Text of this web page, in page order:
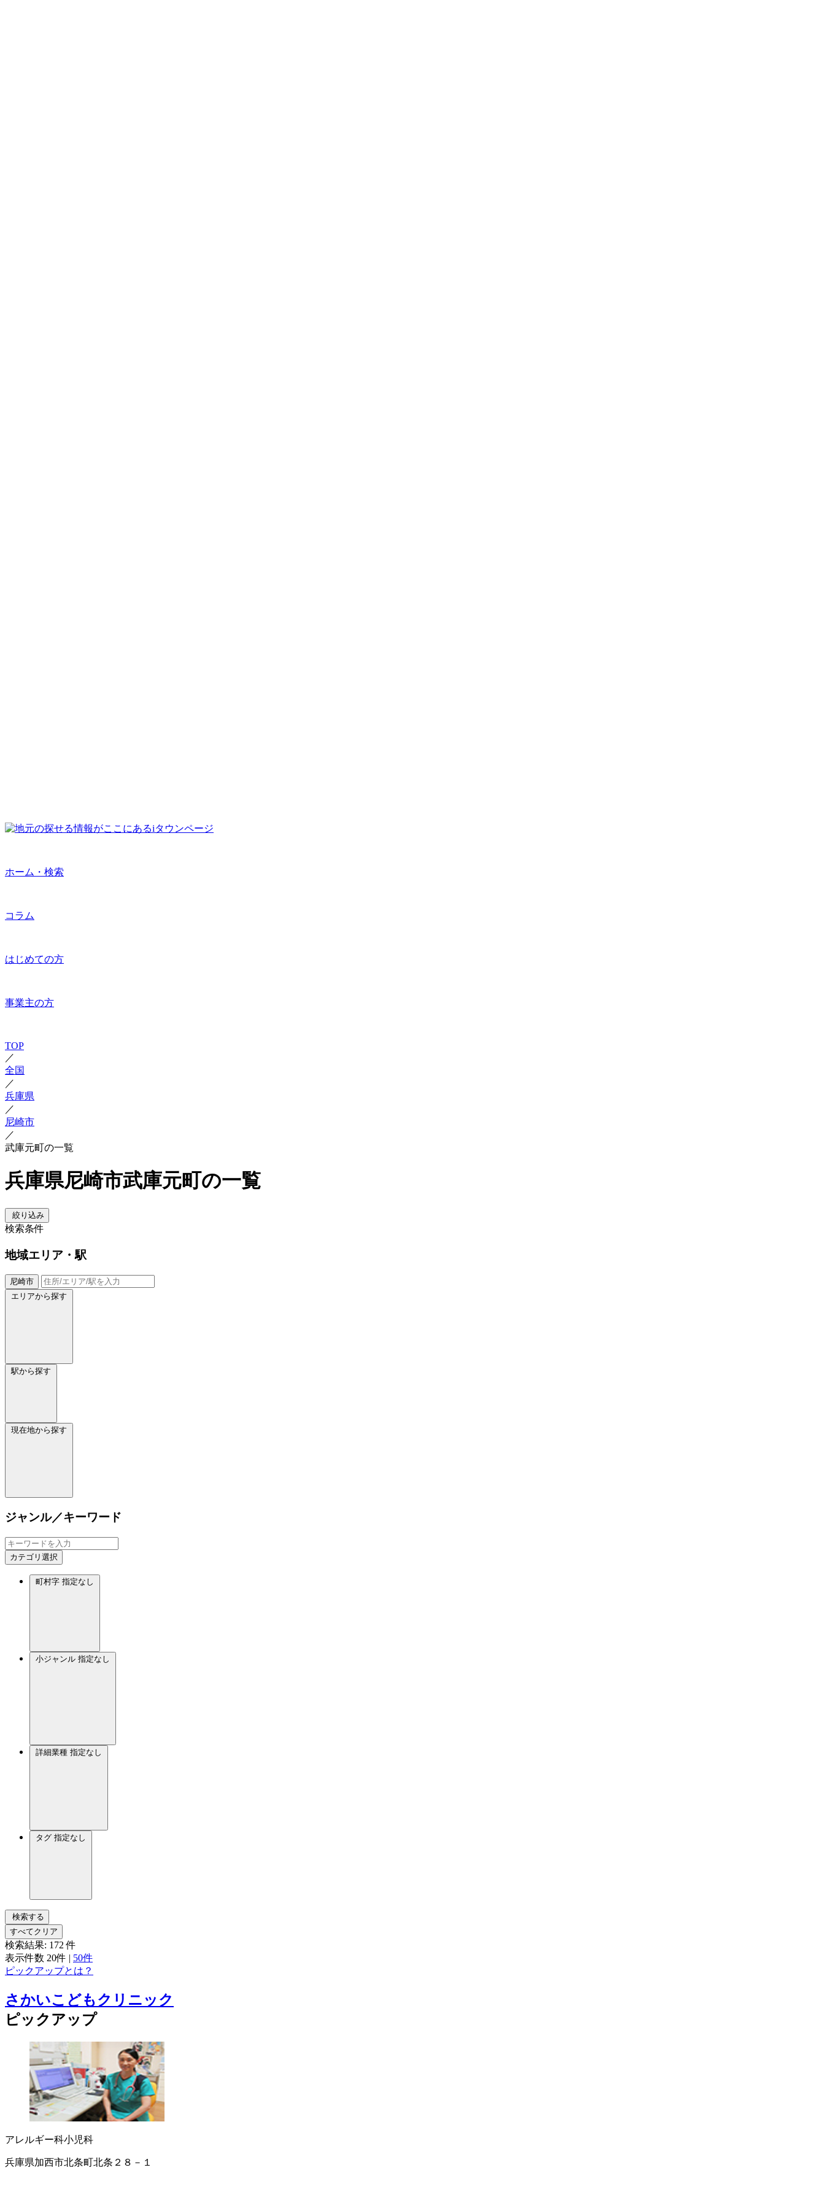
ホーム・検索
コラム
はじめての方
事業主の方
TOP
／
全国
／
兵庫県
／
尼崎市
／
武庫元町の一覧
兵庫県尼崎市武庫元町の一覧
絞り込み
検索条件
地域エリア・駅
尼崎市
エリアから探す
駅から探す
現在地から探す
ジャンル／キーワード
カテゴリ選択
町村字 指定なし
小ジャンル 指定なし
詳細業種 指定なし
タグ 指定なし
検索する
すべてクリア
検索結果: 172 件
表示件数 20件 | 50件
ピックアップとは？
さかいこどもクリニック
ピックアップ
アレルギー科小児科
兵庫県加西市北条町北条２８－１